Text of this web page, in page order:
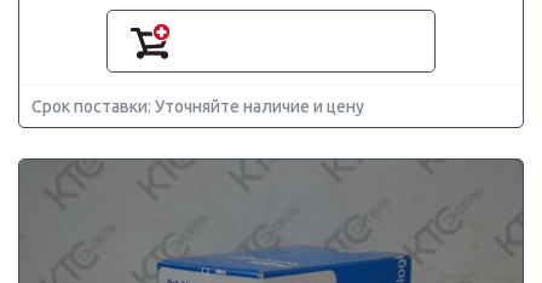
Срок поставки: Уточняйте наличие и цену